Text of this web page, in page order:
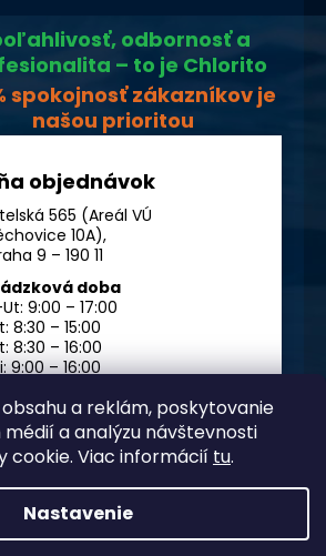
a reklám, poskytovanie
a analýzu návštevnosti
cookie. Viac informácií tu.
Nastavenie
odbornosť a
– to je Chlorito
spokojnosť zákazníkov je
našou prioritou
objednávok
565 (Areál VÚ
10A),
9 – 190 11
doba
9:00 – 17:00
8:30 – 15:00
8:30 – 16:00
9:00 – 16:00